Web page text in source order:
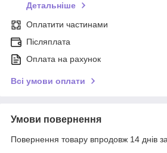
Детальніше
Оплатити частинами
Післяплата
Оплата на рахунок
Всі умови оплати
Умови повернення
Повернення товару впродовж 14 днів